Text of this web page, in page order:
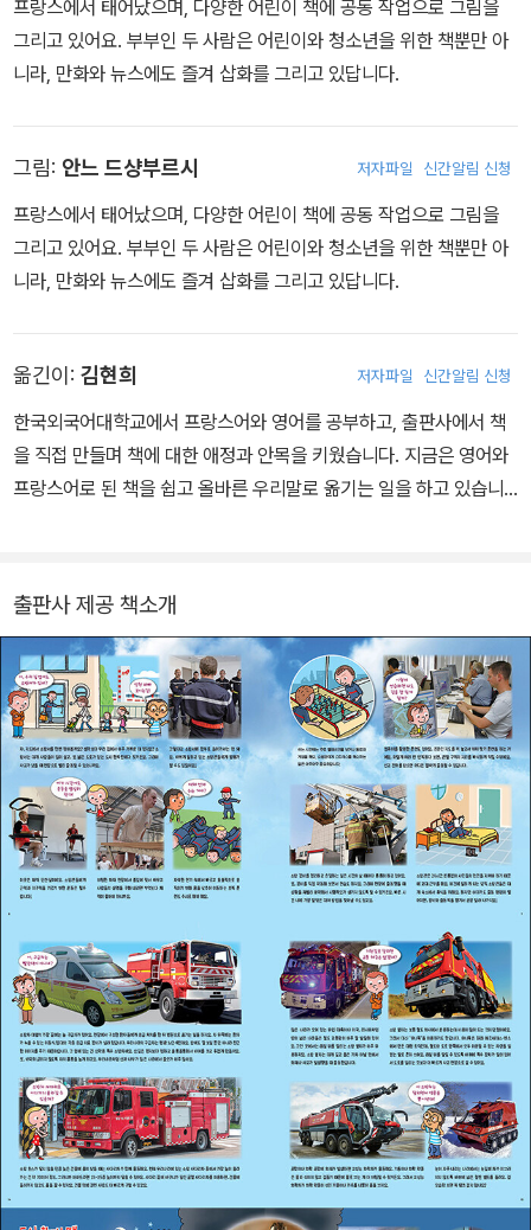
프랑스에서 태어났으며, 다양한 어린이 책에 공동 작업으로 그림을
그리고 있어요. 부부인 두 사람은 어린이와 청소년을 위한 책뿐만 아
니라, 만화와 뉴스에도 즐겨 삽화를 그리고 있답니다.
그림: 안느 드샹부르시 저자파일 신간알림 신청
프랑스에서 태어났으며, 다양한 어린이 책에 공동 작업으로 그림을
그리고 있어요. 부부인 두 사람은 어린이와 청소년을 위한 책뿐만 아
니라, 만화와 뉴스에도 즐겨 삽화를 그리고 있답니다.
옮긴이: 김현희 저자파일 신간알림 신청
한국외국어대학교에서 프랑스어와 영어를 공부하고, 출판사에서 책
을 직접 만들며 책에 대한 애정과 안목을 키웠습니다. 지금은 영어와
프랑스어로 된 책을 쉽고 올바른 우리말로 옮기는 일을 하고 있습니
출판사 제공 책소개